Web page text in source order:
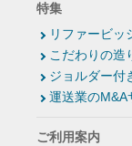
特集
リファービッ
こだわりの造
ジョルダー付
運送業のM&A
ご利用案内